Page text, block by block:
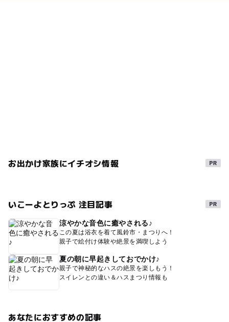
お出かけ家族にイチオシ情報
いこーよとりっぷ 注目記事
涼やかな音色に癒やされる♪
この夏は浴衣を着て風鈴市・まつりへ！
親子で絵付け体験や絶景を満喫しよう
夏の朝に早起きしておでかけ♪
親子で神秘的なハスの絶景を楽しもう！
スイレンとの違い＆ハスまつり情報も
あなたにおすすめの記事